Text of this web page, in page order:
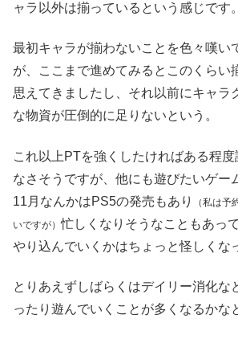
ャラ以外は揃っているという感じです。
最初キャラが揃わないことを色々嘆い
が、ここまで進めてみるとこのくらい
思えてきましたし、それ以前にキャラ
な物資が圧倒的に足りないという。
これ以上PTを強くしたければある程
なさそうですが、他にも遊びたいゲー
11月なんかはPS5の発売もあり
（私は予
いですが）忙しくなりそうなこともあっ
やり込んでいくかはちょっと怪しくな
とりあえずしばらくはデイリー消化な
ったり遊んでいくことが多くなるかな